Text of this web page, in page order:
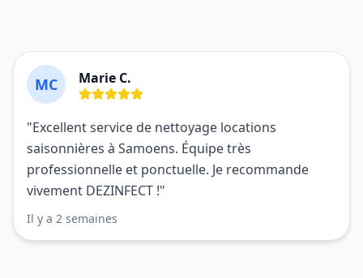
MC Marie C.
"Excellent service de nettoyage locations
saisonnières à Samoens. Équipe très
professionnelle et ponctuelle. Je recommande
vivement DEZINFECT !"
Il y a 2 semaines